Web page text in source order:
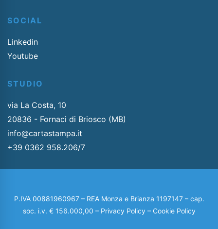
SOCIAL
Linkedin
Youtube
STUDIO
via La Costa, 10
20836 - Fornaci di Briosco (MB)
info@cartastampa.it
+39 0362 958.206/7
P.IVA 00881960967 – REA Monza e Brianza 1197147 – cap.
soc. i.v. € 156.000,00 – Privacy Policy– Cookie Policy